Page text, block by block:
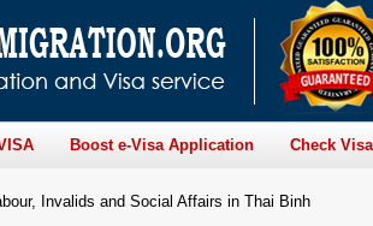
Boost e-Visa Application Check
Invalids and Social Affairs in Thai Binh